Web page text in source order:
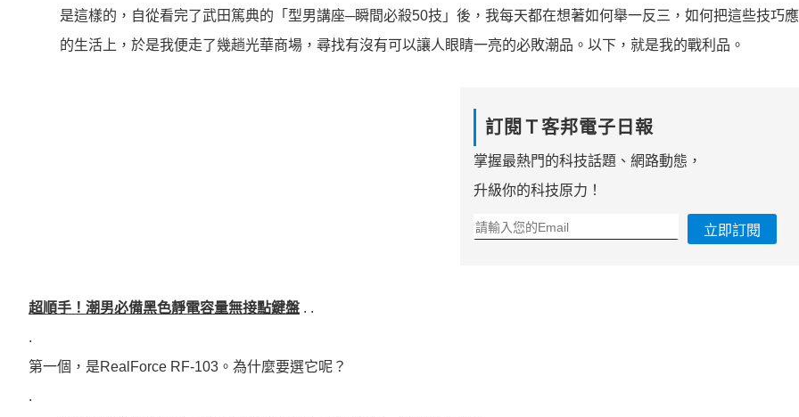
是這樣的，自從看完了武田篤典的「型男講座─瞬間必殺50技」後，我每天都在想著如何舉一反三，如何把這些技巧
的生活上，於是我便走了幾趟光華商場，尋找有沒有可以讓人眼睛一亮的必敗潮品。以下，就是我的戰利品。
訂閱Ｔ客邦電子日報
掌握最熱門的科技話題、網路動態，
升級你的科技原力！
立即訂閱
超順手！潮男必備黑色靜電容量無接點鍵盤 . .
.
第一個，是RealForce RF-103。為什麼要選它呢？
.